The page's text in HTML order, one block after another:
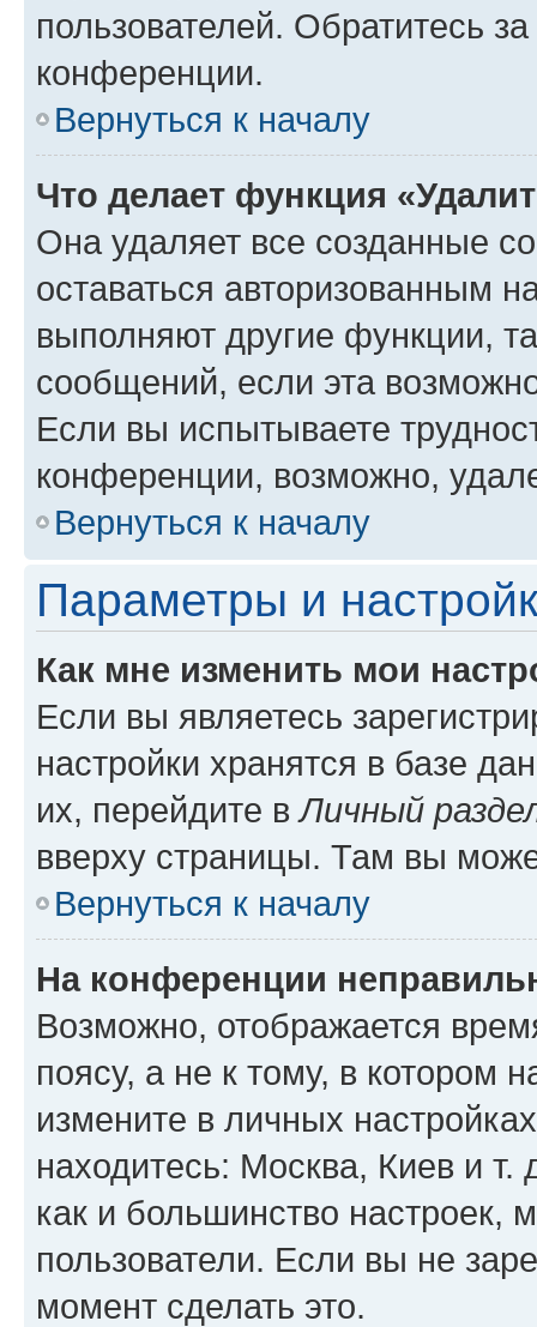
пользователей. Обратитесь
конференции.
Вернуться к началу
Что делает функция
Она удаляет все созданные
оставаться авторизованным
выполняют другие функции,
сообщений, если эта
Если вы испытываете
конференции, возможно,
Вернуться к началу
Параметры и
Как мне изменить мои
Если вы являетесь
настройки хранятся в базе
их, перейдите вЛичный
вверху страницы. Там вы
Вернуться к началу
На конференции
Возможно, отображается
поясу, а не к тому, в котором
измените в личных
находитесь: Москва, Киев и т.
как и большинство настроек,
пользователи. Если вы не
момент сделать это.